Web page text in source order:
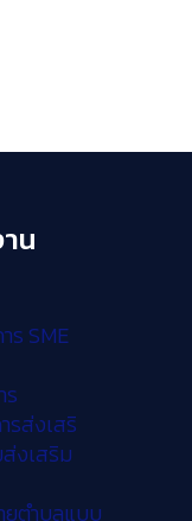
น
ร SME
ร
รส่งเสริ
งเสริม
ยตำบลแบบ